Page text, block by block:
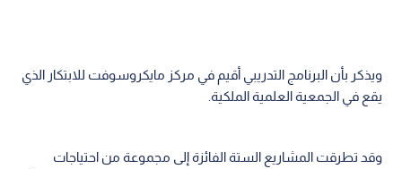
ويذكر بأن البرنامج التدريبي أقيم في مركز مايكروسوفت للابتكار الذي
يقع في الجمعية العلمية الملكية.
وقد تطرقت المشاريع الستة الفائزة إلى مجموعة من احتياجات